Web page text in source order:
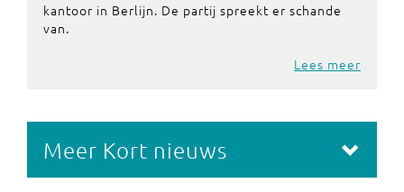
kantoor in Berlijn. De partij spreekt er schande
van.
Lees meer
Meer Kort nieuws